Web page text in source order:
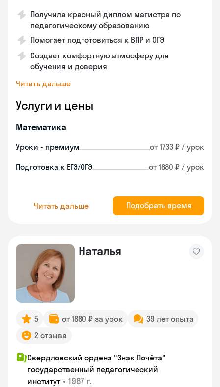
Получила красный диплом магистра по
педагогическому образованию
Помогает подготовиться к ВПР и ОГЭ
Создает комфортную атмосферу для
обучения и доверия
Читать дальше
Услуги и цены
Математика
Уроки - премиум от 1733 ₽ / урок
Подготовка к ЕГЭ/ОГЭ от 1880 ₽ / урок
Читать дальше Подобрать время
Наталья
5 от 1880 ₽ за урок
39 лет опыта
2 отзыва
Свердловский ордена "Знак Почёта"
государственный педагогический
институт • 1987 г.